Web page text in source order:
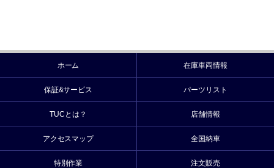
ホーム 在庫車両情報
保証&サービス パーツリスト
TUCとは？ 店舗情報
アクセスマップ 全国納車
特別作業 注文販売